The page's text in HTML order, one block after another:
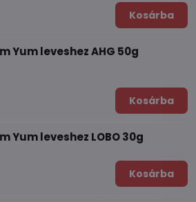
Kosárba
Yum leveshez AHG 50g
Kosárba
Yum leveshez LOBO 30g
Kosárba